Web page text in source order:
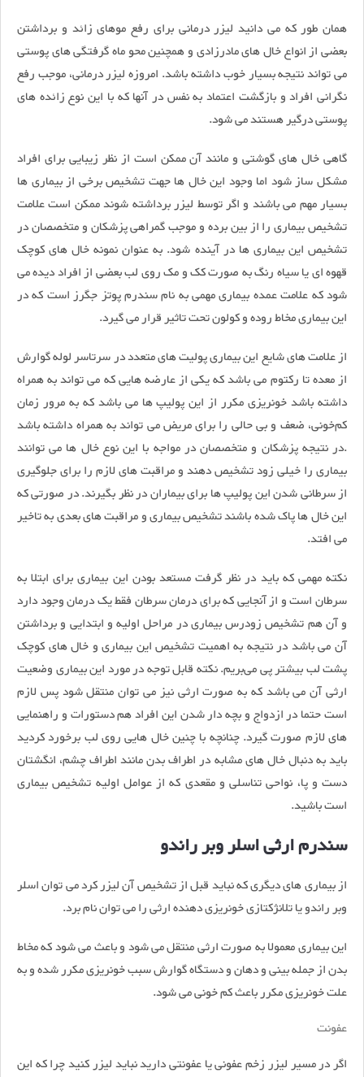
همان طور که می دانید لیزر درمانی برای رفع موهای زائد و برداشتن
بعضی از انواع خال های مادرزادی و همچنین محو ماه گرفتگی های پوستی
می تواند نتیجه بسیار خوب داشته باشد. امروزه لیزر درمانی، موجب رفع
نگرانی افراد و بازگشت اعتماد به نفس در آنها که با این نوع زائده های
پوستی درگیر هستند می شود.
گاهی خال های گوشتی و مانند آن ممکن است از نظر زیبایی برای افراد
مشکل ساز شود اما وجود این خال ها جهت تشخیص برخی از بیماری ها
بسیار مهم می باشند و اگر توسط لیزر برداشته شوند ممکن است علامت
تشخیص بیماری را از بین برده و موجب گمراهی پزشکان و متخصصان در
تشخیص این بیماری ها در آینده شود. به عنوان نمونه خال های کوچک
قهوه ای یا سیاه رنگ به صورت کک و مک روی لب بعضی از افراد دیده می
شود که علامت عمده بیماری مهمی به نام سندرم پوتز جگرز است که در
این بیماری مخاط روده و کولون تحت تاثیر قرار می گیرد.
از علامت های شایع این بیماری پولیت های متعدد در سرتاسر لوله گوارش
از معده تا رکتوم می باشد که یکی از عارضه هایی که می تواند به همراه
داشته باشد خونریزی مکرر از این پولیپ ها می باشد که به مرور زمان
کم‌خونی، ضعف و بی حالی را برای مریض می تواند به همراه داشته باشد
.در نتیجه پزشکان و متخصصان در مواجه با این نوع خال ها می توانند
بیماری را خیلی زود تشخیص دهند و مراقبت های لازم را برای جلوگیری
از سرطانی شدن این پولیپ ها برای بیماران در نظر بگیرند. در صورتی که
این خال ها پاک شده باشند تشخیص بیماری و مراقبت های بعدی به تاخیر
می افتد.
نکته مهمی که باید در نظر گرفت مستعد بودن این بیماری برای ابتلا به
سرطان است و از آنجایی که برای درمان سرطان فقط یک درمان وجود دارد
و آن هم تشخیص زودرس بیماری در مراحل اولیه و ابتدایی و برداشتن
آن می باشد در نتیجه به اهمیت تشخیص این بیماری و خال های کوچک
پشت لب بیشتر پی می‌بریم. نکته قابل توجه در مورد این بیماری وضعیت
ارثی آن می باشد که به صورت ارثی نیز می توان منتقل شود پس لازم
است حتما در ازدواج و بچه دار شدن این افراد هم دستورات و راهنمایی
های لازم صورت گیرد. چنانچه با چنین خال هایی روی لب برخورد کردید
باید به دنبال خال های مشابه در اطراف بدن مانند اطراف چشم، انگشتان
دست و پا، نواحی تناسلی و مقعدی که از عوامل اولیه تشخیص بیماری
است باشید.
سندرم ارثی اسلر وبر راندو
از بیماری های دیگری که نباید قبل از تشخیص آن لیزر کرد می توان اسلر
وبر راندو یا تلانژکتازی خونریزی دهنده ارثی را می توان نام برد.
این بیماری معمولا به صورت ارثی منتقل می شود و باعث می شود که مخاط
بدن از جمله بینی و دهان و دستگاه گوارش سبب خونریزی مکرر شده و به
علت خونریزی مکرر باعث کم خونی می شود.
عفونت
اگر در مسیر لیزر زخم عفونی یا عفونتی دارید نباید لیزر کنید چرا که این